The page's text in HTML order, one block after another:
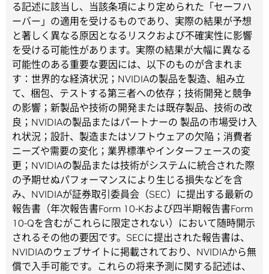
る記述に該当し、当該条項により定められた「セーフハ
ーバー」の適用を受けるものであり、実際の結果が予想
と著しく異なる原因となるリスクおよび不確実性に影響
を受ける可能性があります。実際の結果が大幅に異なる
可能性のある重要な要因には、以下のものが含まれま
す：世界的な経済状況；NVIDIAの製品を製造、組み立
て、梱包、テストする第三者への依存；技術開発と競争
の影響；新製品や技術の開発または既存製品、技術の改
良；NVIDIAの製品またはパートナーの 製品の市場受け入
れ状況；設計、製造またはソフトウェアの欠陥；消費者
ニーズや需要の変化；業界標準やインターフェースの変
更；NVIDIAの製品または技術がシステムに統合された際
の予期せぬパフォーマンスにより生じる損失などを含
み、NVIDIAが証券取引委員会（SEC）に提出する最新の
報告書（年次報告書Form 10-Kおよび四半期報告書Form
10-Qを含むがこれらに限定されない）において随時開示
されるその他の要因です。SECに提出された報告書は、
NVIDIAのウェブサイトに掲載されており、NVIDIAから無
償で入手可能です。これらの将来予測に関する記述は、